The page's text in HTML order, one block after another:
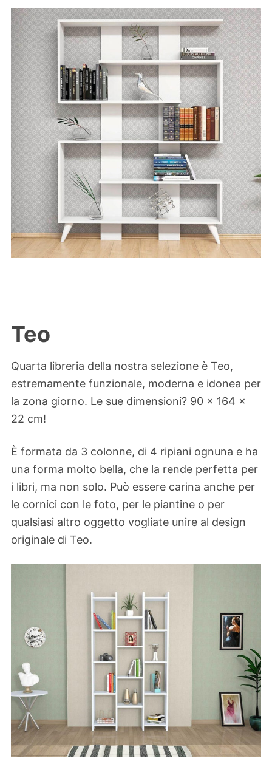
Teo
Quarta libreria della nostra selezione è Teo,
estremamente funzionale, moderna e idonea per
la zona giorno. Le sue dimensioni? 90 x 164 x
22 cm!
È formata da 3 colonne, di 4 ripiani ognuna e ha
una forma molto bella, che la rende perfetta per
i libri, ma non solo. Può essere carina anche per
le cornici con le foto, per le piantine o per
qualsiasi altro oggetto vogliate unire al design
originale di Teo.